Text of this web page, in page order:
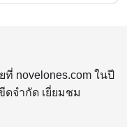
novelones.com ในปี
ดจำกัด เยี่ยมชม